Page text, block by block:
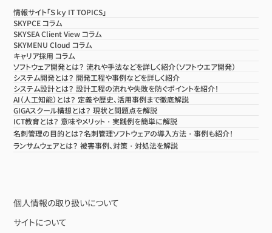
情報サイト「Ｓｋｙ IT TOPICS」
SKYPCE コラム
SKYSEA Client View コラム
SKYMENU Cloud コラム
キャリア採用 コラム
ソフトウェア開発とは？ 流れや手法などを詳しく紹介（ソフトウエア開発）
システム開発とは？ 開発工程や事例などを詳しく紹介
システム設計とは？ 設計工程の流れや失敗を防ぐポイントを紹介！
AI（人工知能）とは？ 定義や歴史、活用事例まで徹底解説
GIGAスクール構想とは？ 現状と問題点を解説
ICT教育とは？ 意味やメリット・実践例を簡単に解説
名刺管理の目的とは？名刺管理ソフトウェアの導入方法・事例も紹介！
ランサムウェアとは？ 被害事例、対策・対処法を解説
個人情報の取り扱いについて
サイトについて